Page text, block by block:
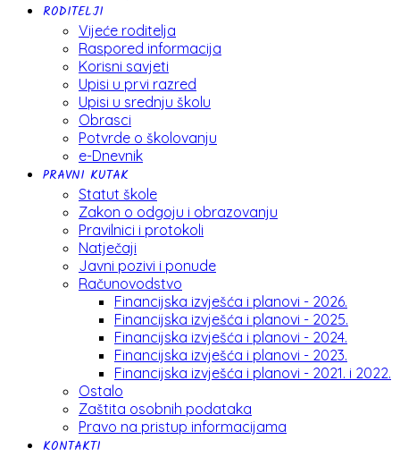
RODITELJI
Vijeće roditelja
Raspored informacija
Korisni savjeti
Upisi u prvi razred
Upisi u srednju školu
Obrasci
Potvrde o školovanju
e-Dnevnik
PRAVNI KUTAK
Statut škole
Zakon o odgoju i obrazovanju
Pravilnici i protokoli
Natječaji
Javni pozivi i ponude
Računovodstvo
Financijska izvješća i planovi - 2026.
Financijska izvješća i planovi - 2025.
Financijska izvješća i planovi - 2024.
Financijska izvješća i planovi - 2023.
Financijska izvješća i planovi - 2021. i 2022.
Ostalo
Zaštita osobnih podataka
Pravo na pristup informacijama
KONTAKTI